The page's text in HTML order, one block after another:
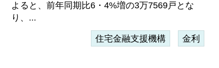
よると、前年同期比6・4%増の3万7569戸とな
り、...
住宅金融支援機構 金利